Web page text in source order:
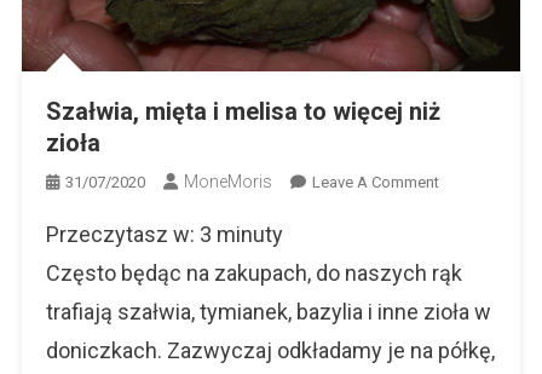
Szałwia, mięta i melisa to więcej niż
zioła
31/07/2020 MoneMoris Leave A CommentOn
Melisa
To
Więcej
Przeczytasz w: 3 minuty
Często będąc na zakupach, do naszych rąk
trafiają szałwia, tymianek, bazylia i inne zioła w
doniczkach. Zazwyczaj odkładamy je na półkę,